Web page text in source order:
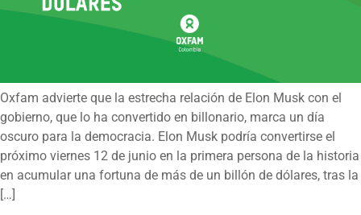
Oxfam advierte que la estrecha relación de Elon Musk con el
gobierno, que lo ha convertido en billonario, marca un día
oscuro para la democracia. Elon Musk podría convertirse el
próximo viernes 12 de junio en la primera persona de la historia
en acumular una fortuna de más de un billón de dólares, tras la
[…]